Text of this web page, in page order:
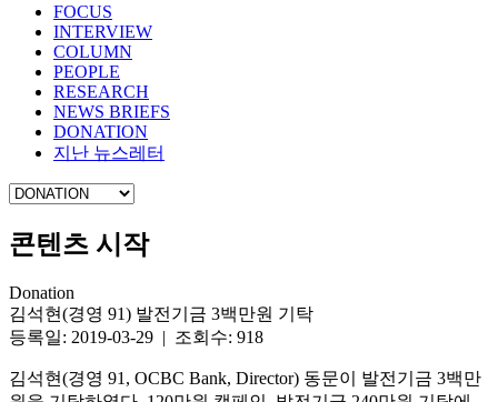
FOCUS
INTERVIEW
COLUMN
PEOPLE
RESEARCH
NEWS BRIEFS
DONATION
지난 뉴스레터
콘텐츠 시작
Donation
김석현(경영 91) 발전기금 3백만원 기탁
등록일: 2019-03-29 | 조회수: 918
김석현(경영 91, OCBC Bank, Director) 동문이 발전기금 3백만